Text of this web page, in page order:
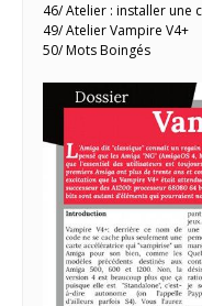
46/ Atelier : installer une
49/ Atelier Vampire V4+
50/ Mots Boingés